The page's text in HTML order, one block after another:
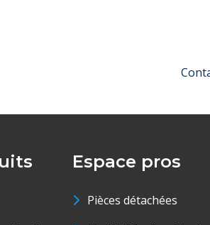
Espace pros
Pièces détachées